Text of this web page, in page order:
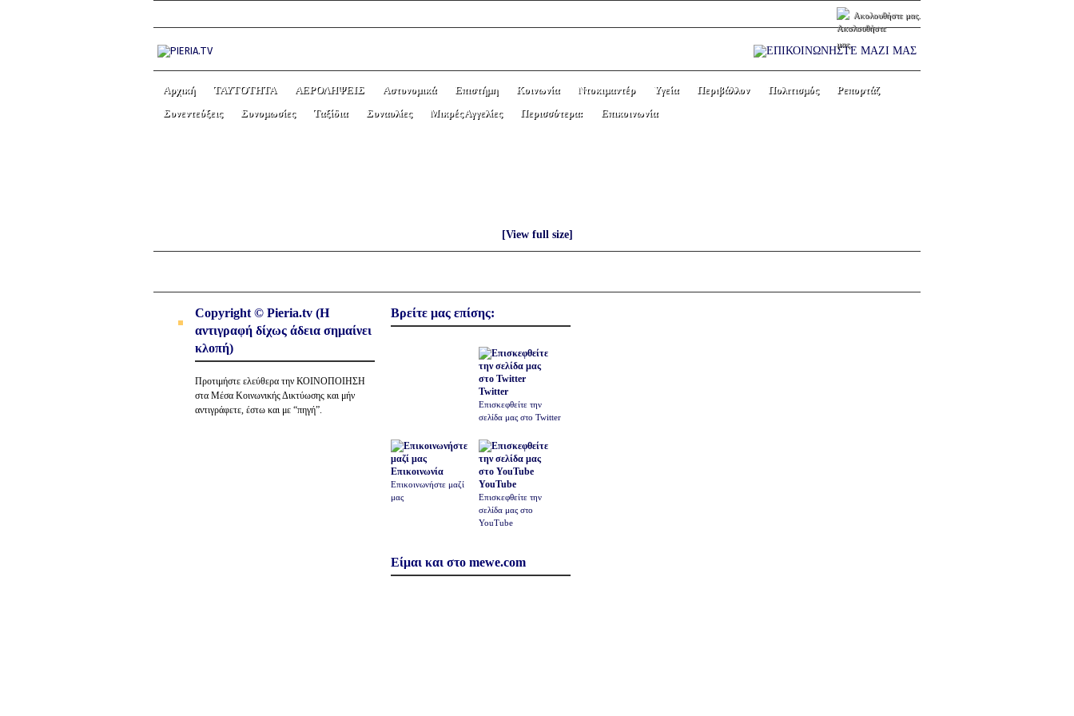
Ακολουθήστε μας.
Αρχική ΤΑΥΤΟΤΗΤΑ ΑΕΡΟΛΗΨΕΙΣ Αστυνομικά Επιστήμη Κοινωνία Ντοκιμαντέρ Υγεία Περιβάλλον Πολιτισμός
Ρεπορτάζ
Συνεντεύξεις
Συνομωσίες Ταξίδια Συναυλίες Μικρές Αγγελίες Περισσότερα: Επικοινωνία
[View full size]
Copyright © Pieria.tv (Η
αντιγραφή δίχως άδεια σημαίνει
κλοπή)
Προτιμήστε ελεύθερα την ΚΟΙΝΟΠΟΙΗΣΗ
στα Μέσα Κοινωνικής Δικτύωσης και μήν
αντιγράφετε, έστω και με “πηγή”.
Βρείτε μας επίσης:
Twitter
Επισκεφθείτε την
σελίδα μας στο Twitter
Επικοινωνία
Επικοινωνήστε μαζί
μας
YouTube
Επισκεφθείτε την
σελίδα μας στο
YouTube
Είμαι και στο mewe.com